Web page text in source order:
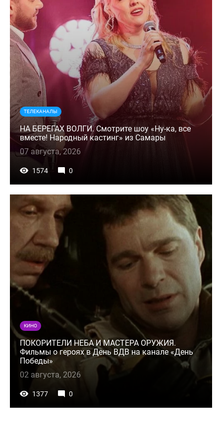
ТЕЛЕКАНАЛЫ
НА БЕРЕГАХ ВОЛГИ. Смотрите шоу «Ну-ка, все
вместе! Народный кастинг» из Самары
07 августа, 2026
1574 0
КИНО
ПОКОРИТЕЛИ НЕБА И МАСТЕРА ОРУЖИЯ.
Фильмы о героях в День ВДВ на канале «День
Победы»
02 августа, 2026
1377 0